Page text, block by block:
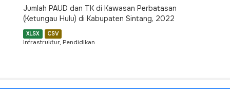
Jumlah PAUD dan TK di Kawasan Perbatasan
(Ketungau Hulu) di Kabupaten Sintang, 2022
XLSX CSV
Infrastruktur, Pendidikan